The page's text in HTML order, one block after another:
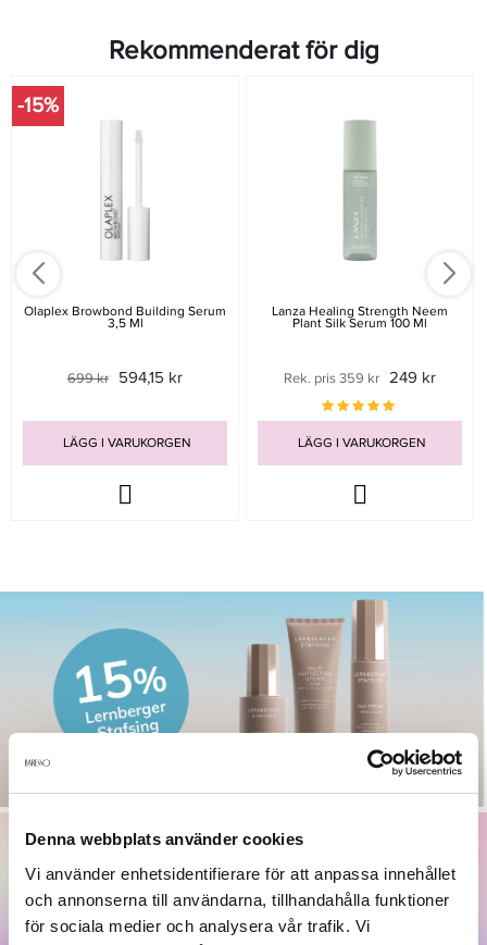
Denna webbplats använder cookies
Vi använder enhetsidentifierare för att anpassa innehållet
och annonserna till användarna, tillhandahålla funktioner
för sociala medier och analysera vår trafik. Vi
Rekommenderat för dig
-15%
Olaplex Browbond Building Serum
3,5 Ml
699 kr 594,15 kr
LÄGG I VARUKORGEN
Lanza Healing Strength Neem
Plant Silk Serum 100 Ml
Rek. pris 359 kr 249 kr
LÄGG I VARUKORGEN